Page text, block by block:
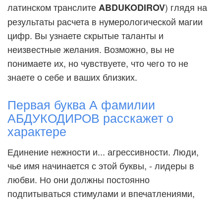
латинском транслитеABDUKODIROV) глядя на
результаты расчета в нумерологической магии
цифр. Вы узнаете скрытые таланты и
неизвестные желания. Возможно, вы не
понимаете их, но чувствуете, что чего то не
знаете о себе и ваших близких.
Первая буква А фамилии
АБДУКОДИРОВ расскажет о
характере
Единение нежности и... агрессивности. Люди,
чье имя начинается с этой буквы, - лидеры в
любви. Но они должны постоянно
подпитываться стимулами и впечатлениями,